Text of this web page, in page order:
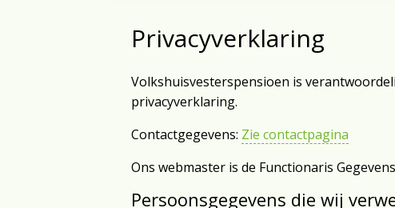
Privacyverklaring
Volkshuisvesterspensioen is
privacyverklaring.
Contactgegevens: Zie contactpagina
Ons webmaster is de Functionaris
Persoonsgegevens die wij